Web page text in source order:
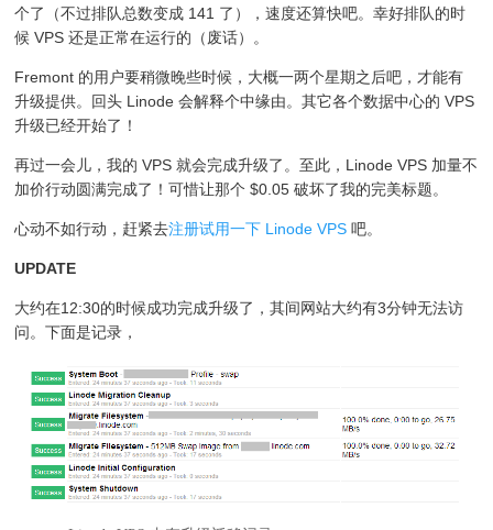
个了（不过排队总数变成 141 了），速度还算快吧。幸好排队的时
候 VPS 还是正常在运行的（废话）。
Fremont 的用户要稍微晚些时候，大概一两个星期之后吧，才能有
升级提供。回头 Linode 会解释个中缘由。其它各个数据中心的 VPS
升级已经开始了！
再过一会儿，我的 VPS 就会完成升级了。至此，Linode VPS 加量不
加价行动圆满完成了！可惜让那个 $0.05 破坏了我的完美标题。
心动不如行动，赶紧去注册试用一下 Linode VPS 吧。
UPDATE
大约在12:30的时候成功完成升级了，其间网站大约有3分钟无法访
问。下面是记录，